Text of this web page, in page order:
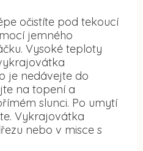
očistíte pod tekoucí
jemného
Vysoké teploty
je nedávejte do
na topení a
slunci. Po umytí
Vykrajovátka
nebo v misce s